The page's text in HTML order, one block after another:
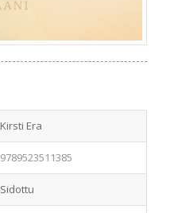
Kirsti Era
9789523511385
Sidottu